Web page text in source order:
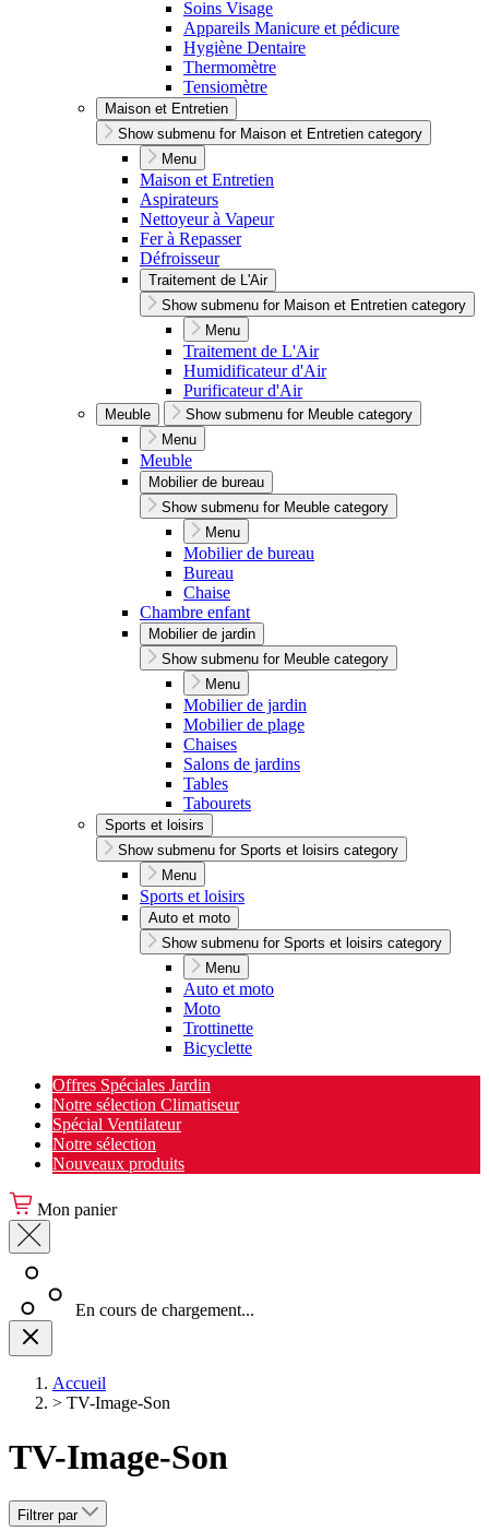
Soins Visage
Appareils Manicure et pédicure
Hygiène Dentaire
Thermomètre
Tensiomètre
Maison et Entretien
Show submenu for Maison et Entretien category
Menu
Maison et Entretien
Aspirateurs
Nettoyeur à Vapeur
Fer à Repasser
Défroisseur
Traitement de L'Air
Show submenu for Maison et Entretien category
Menu
Traitement de L'Air
Humidificateur d'Air
Purificateur d'Air
Meuble
Show submenu for Meuble category
Menu
Meuble
Mobilier de bureau
Show submenu for Meuble category
Menu
Mobilier de bureau
Bureau
Chaise
Chambre enfant
Mobilier de jardin
Show submenu for Meuble category
Menu
Mobilier de jardin
Mobilier de plage
Chaises
Salons de jardins
Tables
Tabourets
Sports et loisirs
Show submenu for Sports et loisirs category
Menu
Sports et loisirs
Auto et moto
Show submenu for Sports et loisirs category
Menu
Auto et moto
Moto
Trottinette
Bicyclette
Offres Spéciales Jardin
Notre sélection Climatiseur
Spécial Ventilateur
Notre sélection
Nouveaux produits
Mon panier
En cours de chargement...
Accueil
> TV-Image-Son
TV-Image-Son
Filtrer par